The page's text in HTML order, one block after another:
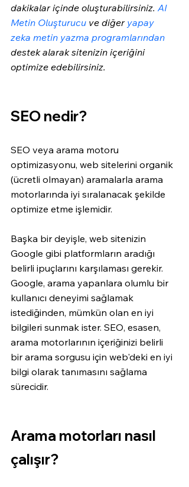
dakikalar içinde oluşturabilirsiniz. AI
Metin Oluşturucu ve diğer yapay
zeka metin yazma programlarından
destek alarak sitenizin içeriğini
optimize edebilirsiniz.
SEO nedir?
SEO veya arama motoru
optimizasyonu, web sitelerini organik
(ücretli olmayan) aramalarla arama
motorlarında iyi sıralanacak şekilde
optimize etme işlemidir.
Başka bir deyişle, web sitenizin
Google gibi platformların aradığı
belirli ipuçlarını karşılaması gerekir.
Google, arama yapanlara olumlu bir
kullanıcı deneyimi sağlamak
istediğinden, mümkün olan en iyi
bilgileri sunmak ister. SEO, esasen,
arama motorlarının içeriğinizi belirli
bir arama sorgusu için web'deki en iyi
bilgi olarak tanımasını sağlama
sürecidir.
Arama motorları nasıl
çalışır?